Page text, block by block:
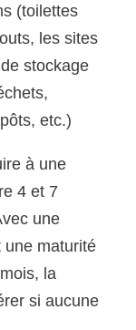
(toilettes
les sites
stockage
etc.)
à une
4 et 7
une
une maturité
la
si aucune